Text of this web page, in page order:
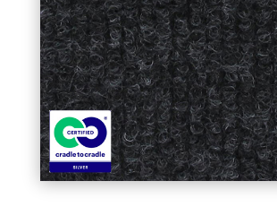
macht.